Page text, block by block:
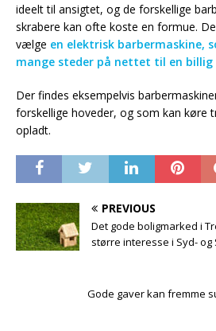
ideelt til ansigtet, og de forskellige
skrabere kan ofte koste en formue.
vælge en elektrisk barbermaskine,
mange steder på nettet til en billig
Der findes eksempelvis
forskellige hoveder, og som kan køre
opladt.
PREVIOUS
Det gode boligmarked i
større interesse i Syd-
Gode gaver kan fremme